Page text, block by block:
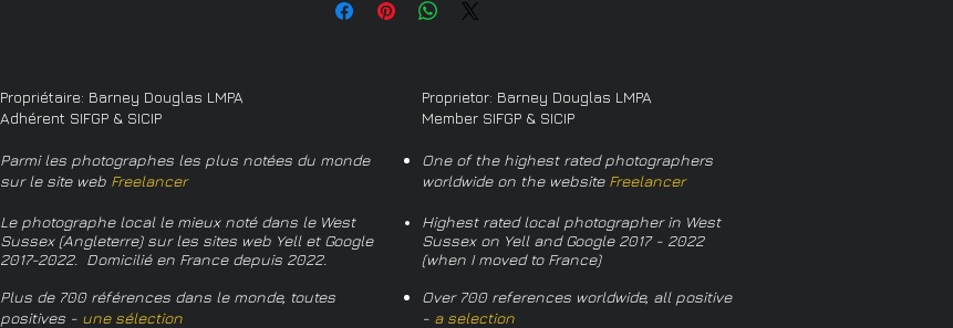
Propriétaire: Barney Douglas LMPA
Adhérent SIFGP & SICIP
Parmi les photographes les plus notées du monde
sur le site web Freelancer
Le photographe local le mieux noté dans le West
Sussex (Angleterre) sur les sites web Yell et Google
2017-2022. Domicilié en France depuis 2022.
Plus de 700 références dans le monde, toutes
positives - une sélection
Proprietor: Barney Douglas LMPA
Member SIFGP & SICIP
One of the highest rated photographers
worldwide on the website Freelancer
Highest rated local photographer in West
Sussex on Yell and Google 2017 - 2022
(when I moved to France)
Over 700 references worldwide, all positive
- a selection